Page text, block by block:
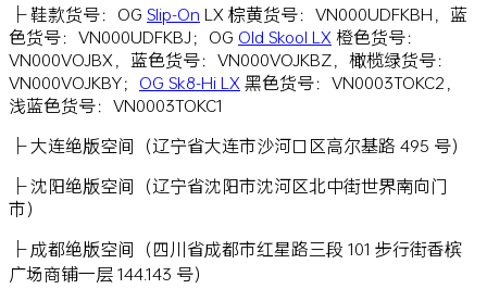
├ 鞋款货号：OG Slip-On LX 棕黄货号：VN000UDFKBH，蓝
色货号：VN000UDFKBJ；OG Old Skool LX 橙色货号：
VN000VOJBX，蓝色货号：VN000VOJKBZ，橄榄绿货号：
VN000VOJKBY； OG Sk8-Hi LX 黑色货号：VN0003TOKC2，
浅蓝色货号：VN0003TOKC1
├ 大连绝版空间（辽宁省大连市沙河口区高尔基路 495 号）
├ 沈阳绝版空间（辽宁省沈阳市沈河区北中街世界南向门
市）
├ 成都绝版空间（四川省成都市红星路三段 101 步行街香槟
广场商铺一层 144.143 号）